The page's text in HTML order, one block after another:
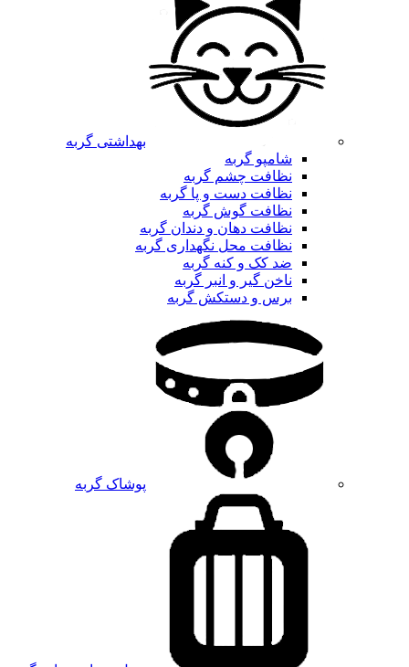
بهداشتی گربه
شامپو گربه
نظافت چشم گربه
نظافت دست و پا گربه
نظافت گوش گربه
نظافت دهان و دندان گربه
نظافت محل نگهداری گربه
ضد کک و کنه گربه
ناخن گیر و انبر گربه
برس و دستکش گربه
پوشاک گربه